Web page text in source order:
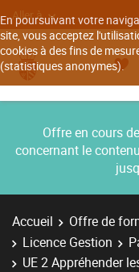
En poursuivant votre
site, vous acceptez
cookies à des fins de
(statistiques anonymes).
Aller à
Offre en cours
concernant le
Accueil Offre de
Licence Gestion
UE 2 Appréhender